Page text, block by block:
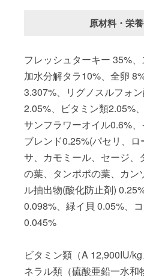
原材料・栄
フレッシュターキー 35%、
加水分解タラ10%、全卵
3.307%、リグノスルフォ
2.05%、ビタミン類2.05%
サンフラワーオイル0.6%
ブレンド0.25%(パセリ、
サ、カモミール、セージ、
の葉、タンポポの葉、カン
ル抽出物(酸化防止剤)
0.098%、緑イ貝 0.05%、
0.045%
ビタミン類（A 12,900IU/
ネラル類（硫酸亜鉛一水和